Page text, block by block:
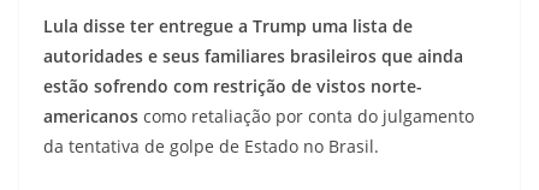
Lula disse ter entregue a Trump uma lista de
autoridades e seus familiares brasileiros que ainda
estão sofrendo com restrição de vistos norte-
americanos como retaliação por conta do julgamento
da tentativa de golpe de Estado no Brasil.